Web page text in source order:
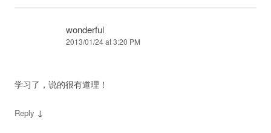
wonderful
2013/01/24 at 3:20 PM
学习了，说的很有道理！
Reply ↓